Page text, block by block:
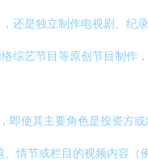
还是独立制作电视剧、纪
综艺节目等原创节目制
即使其主要角色是投资方
情节或栏目的视频内容